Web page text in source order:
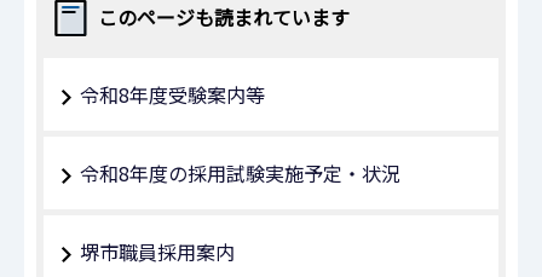
このページも読まれています
令和8年度受験案内等
令和8年度の採用試験実施予定・状況
堺市職員採用案内